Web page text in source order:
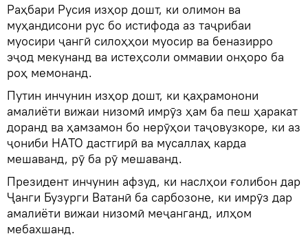
Раҳбари Русия изҳор дошт, ки олимон ва
муҳандисони рус бо истифода аз таҷрибаи
муосири ҷангӣ силоҳҳои муосир ва беназирро
эҷод мекунанд ва истеҳсоли оммавии онҳоро ба
роҳ мемонанд.
Путин инчунин изҳор дошт, ки қаҳрамонони
амалиёти вижаи низомӣ имрӯз ҳам ба пеш ҳаракат
доранд ва ҳамзамон бо нерӯҳои таҷовузкоре, ки аз
ҷониби НАТО дастгирӣ ва мусаллаҳ карда
мешаванд, рӯ ба рӯ мешаванд.
Президент инчунин афзуд, ки наслҳои ғолибон дар
Ҷанги Бузурги Ватанӣ ба сарбозоне, ки имрӯз дар
амалиёти вижаи низомӣ меҷанганд, илҳом
мебахшанд.